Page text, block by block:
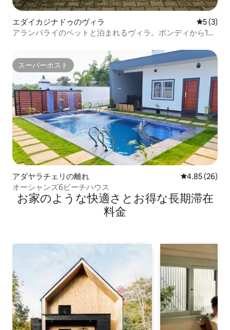
エダイカジナドゥのヴィラ レビュー
5 (3)
アランパライのペットと泊まれるヴィラ。ポンディから1時
スーパーホスト
スーパーホスト
アダヤラチェリの離れ レビュー26
4.85 (26)
オーシャンズ6ビーチハウス
お家のような快⁠適⁠さ⁠とお⁠得⁠な長⁠期⁠滞⁠在
料⁠金